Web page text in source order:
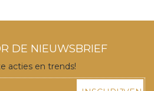
DE NIEUWSBRIEF
acties en trends!